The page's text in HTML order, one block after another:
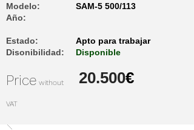
Modelo:
Año:
Estado:
Disonibilidad:
​SAM-5 500/113
Apto para trabajar
Disponible
Price without
VAT
20.500€